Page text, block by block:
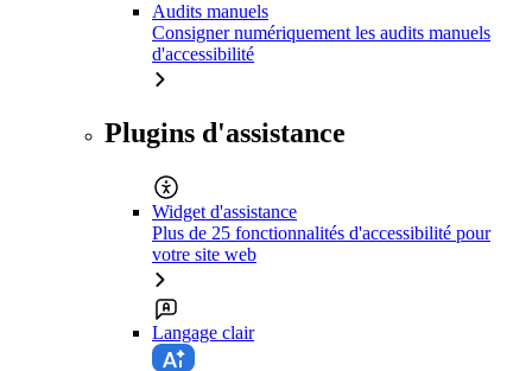
Audits manuels
Consigner numériquement les audits manuels
d'accessibilité
Plugins d'assistance
Widget d'assistance
Plus de 25 fonctionnalités d'accessibilité pour
votre site web
Langage clair